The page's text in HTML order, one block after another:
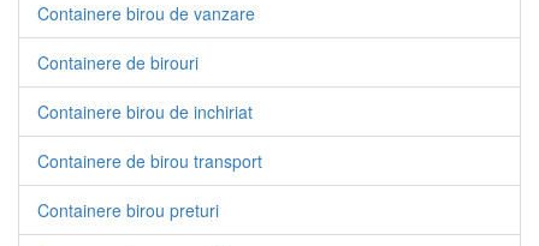
Containere birou de vanzare
Containere de birouri
Containere birou de inchiriat
Containere de birou transport
Containere birou preturi